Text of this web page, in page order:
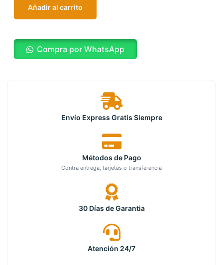
Añadir al carrito
Compra por WhatsApp
Envío Express Gratis Siempre
Métodos de Pago
Contra entrega, tarjetas o transferencia
30 Días de Garantia
Atención 24/7